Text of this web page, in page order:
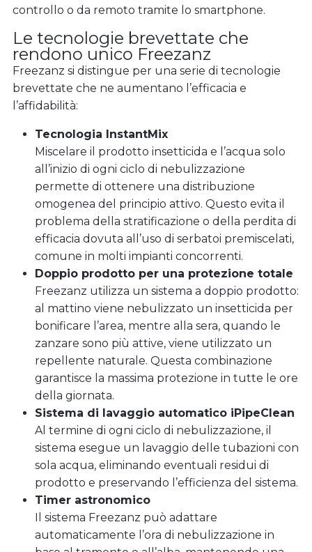
controllo o da remoto tramite lo smartphone.
Le tecnologie brevettate che
rendono unico Freezanz
Freezanz si distingue per una serie di tecnologie
brevettate che ne aumentano l’efficacia e
l’affidabilità:
Tecnologia InstantMix
Miscelare il prodotto insetticida e l’acqua solo
all’inizio di ogni ciclo di nebulizzazione
permette di ottenere una distribuzione
omogenea del principio attivo. Questo evita il
problema della stratificazione o della perdita di
efficacia dovuta all’uso di serbatoi premiscelati,
comune in molti impianti concorrenti.
Doppio prodotto per una protezione totale
Freezanz utilizza un sistema a doppio prodotto:
al mattino viene nebulizzato un insetticida per
bonificare l’area, mentre alla sera, quando le
zanzare sono più attive, viene utilizzato un
repellente naturale. Questa combinazione
garantisce la massima protezione in tutte le ore
della giornata.
Sistema di lavaggio automatico iPipeClean
Al termine di ogni ciclo di nebulizzazione, il
sistema esegue un lavaggio delle tubazioni con
sola acqua, eliminando eventuali residui di
prodotto e preservando l’efficienza del sistema.
Timer astronomico
Il sistema Freezanz può adattare
automaticamente l’ora di nebulizzazione in